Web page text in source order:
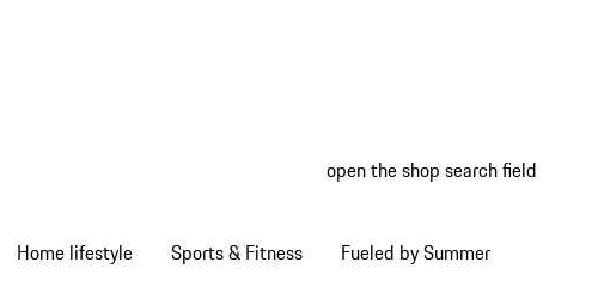
open the shop search field
Home lifestyle Sports & Fitness Fueled by Summer